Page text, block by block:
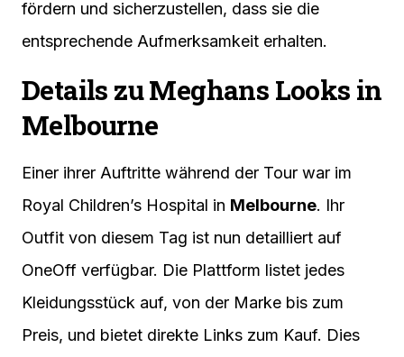
fördern und sicherzustellen, dass sie die
entsprechende Aufmerksamkeit erhalten.
Details zu Meghans Looks in
Melbourne
Einer ihrer Auftritte während der Tour war im
Royal Children’s Hospital in Melbourne. Ihr
Outfit von diesem Tag ist nun detailliert auf
OneOff verfügbar. Die Plattform listet jedes
Kleidungsstück auf, von der Marke bis zum
Preis, und bietet direkte Links zum Kauf. Dies